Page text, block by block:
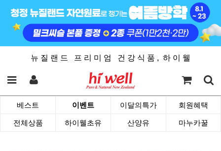
뉴 질 랜 드 프 리 미 엄 건 강 식 품 , 하 이 웰
베스트 이벤트 이달의특가 회원혜택
전체상품 하이웰초유 산양유 마누카꿀